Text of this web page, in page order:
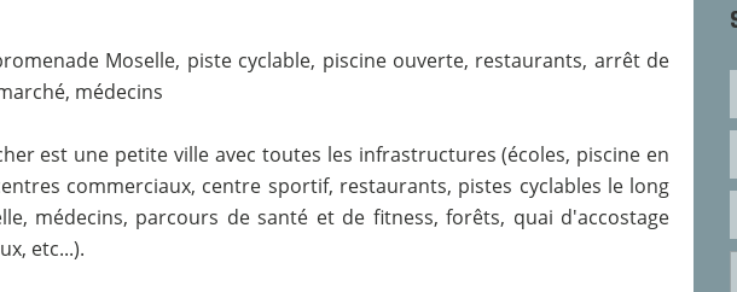
Moselle, piste cyclable, piscine ouverte, restaurants, arrêt de
médecins
est une petite ville avec toutes les infrastructures (écoles, piscine en
commerciaux, centre sportif, restaurants, pistes cyclables le long
médecins, parcours de santé et de fitness, forêts, quai d'accostage
etc...).